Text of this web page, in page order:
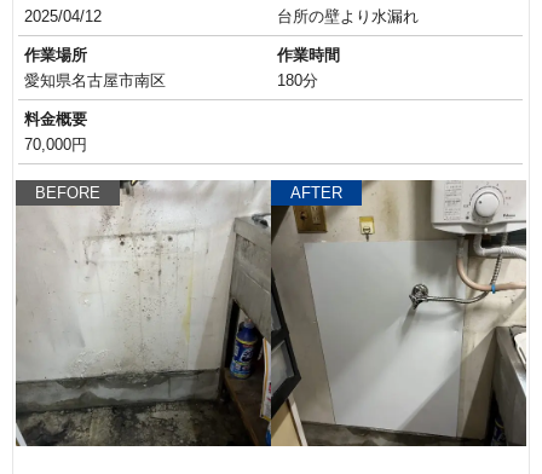
2025/04/12
台所の壁より水漏れ
作業場所
愛知県名古屋市南区
作業時間
180分
料金概要
70,000円
BEFORE AFTER